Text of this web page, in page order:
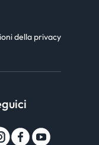
della privacy